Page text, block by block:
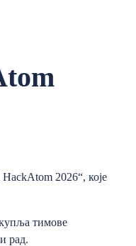
2026“, које
тимове
рад.